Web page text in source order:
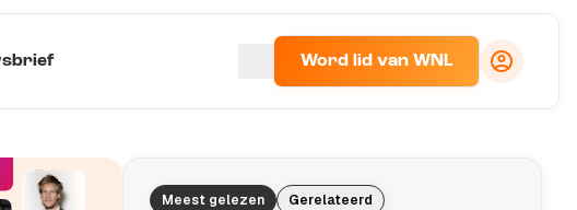
Word lid van WNL
Meest gelezen Gerelateerd